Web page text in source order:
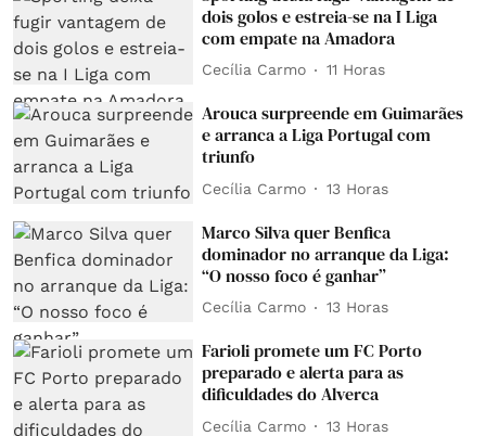
dois golos e estreia-se na I Liga
com empate na Amadora
Cecília Carmo 11 Horas
Arouca surpreende em Guimarães
e arranca a Liga Portugal com
triunfo
Cecília Carmo 13 Horas
Marco Silva quer Benfica
dominador no arranque da Liga:
“O nosso foco é ganhar”
Cecília Carmo 13 Horas
Farioli promete um FC Porto
preparado e alerta para as
dificuldades do Alverca
Cecília Carmo 13 Horas